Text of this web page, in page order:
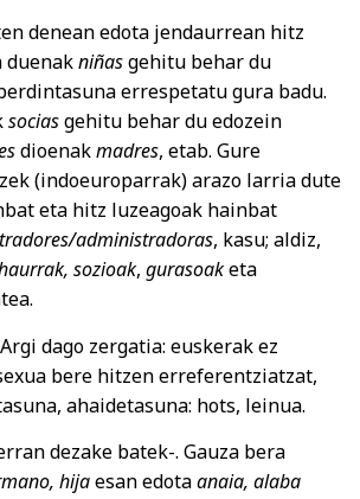
denean edota jendaurrean hitz
duenakniñasgehitu behar du
errespetatu gura badu.
sociasgehitu behar du edozein
dioenakmadres, etab. Gure
(indoeuroparrak) arazo larria dute
eta hitz luzeagoak hainbat
administradoras, kasu; aldiz,
sozioak, gurasoaketa
dago zergatia: euskerak ez
bere hitzen erreferentziatzat,
ahaidetasuna: hots, leinua.
dezake batek-. Gauza bera
hijaesan edotaanaia, alaba